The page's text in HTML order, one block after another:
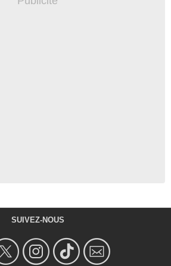
SUIVEZ-NOUS